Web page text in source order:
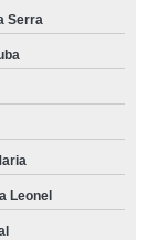
Serra
Leonel